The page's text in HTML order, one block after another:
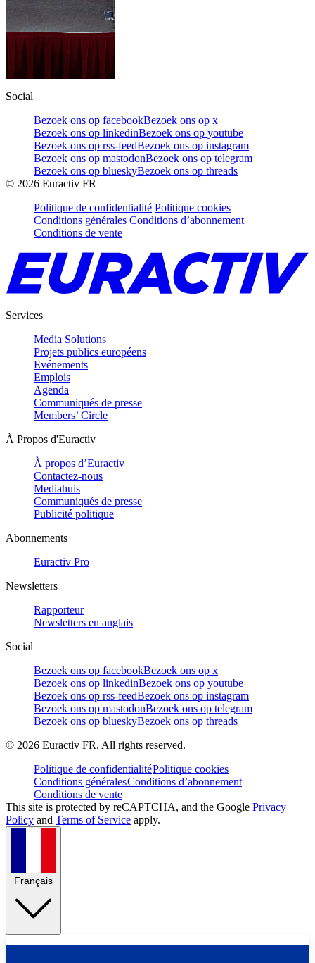
Social
Bezoek ons op facebookBezoek ons op x
Bezoek ons op linkedinBezoek ons op youtube
Bezoek ons op rss-feedBezoek ons op instagram
Bezoek ons op mastodonBezoek ons op telegram
Bezoek ons op blueskyBezoek ons op threads
© 2026 Euractiv FR
Politique de confidentialité Politique cookies
Conditions générales Conditions d’abonnement
Conditions de vente
Services
Media Solutions
Projets publics européens
Evénements
Emplois
Agenda
Communiqués de presse
Members’ Circle
À Propos d'Euractiv
À propos d’Euractiv
Contactez-nous
Mediahuis
Communiqués de presse
Publicité politique
Abonnements
Euractiv Pro
Newsletters
Rapporteur
Newsletters en anglais
Social
Bezoek ons op facebookBezoek ons op x
Bezoek ons op linkedinBezoek ons op youtube
Bezoek ons op rss-feedBezoek ons op instagram
Bezoek ons op mastodonBezoek ons op telegram
Bezoek ons op blueskyBezoek ons op threads
© 2026 Euractiv FR. All rights reserved.
Politique de confidentialitéPolitique cookies
Conditions généralesConditions d’abonnement
Conditions de vente
This site is protected by reCAPTCHA, and the Google Privacy
Policy and Terms of Service apply.
Français